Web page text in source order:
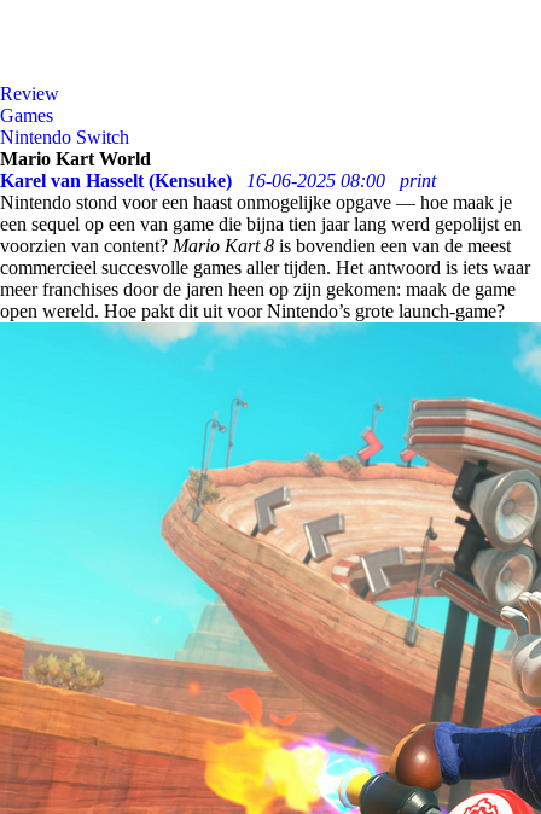
Review
Games
Nintendo Switch
Mario Kart World
Karel van Hasselt (Kensuke)
16-06-2025 08:00
print
Nintendo stond voor een haast onmogelijke opgave — hoe maak je
een sequel op een van game die bijna tien jaar lang werd gepolijst en
voorzien van content? Mario Kart 8 is bovendien een van de meest
commercieel succesvolle games aller tijden. Het antwoord is iets waar
meer franchises door de jaren heen op zijn gekomen: maak de game
open wereld. Hoe pakt dit uit voor Nintendo’s grote launch-game?